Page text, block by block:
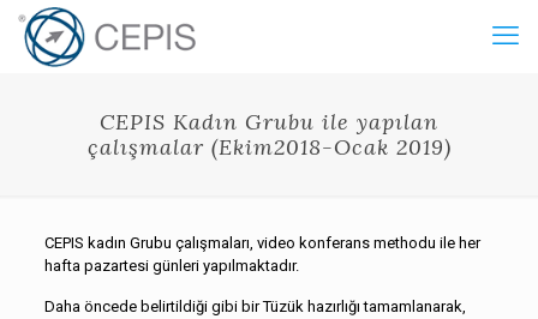
CEPIS Kadın Grubu ile yapılan
çalışmalar (Ekim2018-Ocak 2019)
CEPIS kadın Grubu çalışmaları, video konferans methodu ile her
hafta pazartesi günleri yapılmaktadır.
Daha öncede belirtildiği gibi bir Tüzük hazırlığı tamamlanarak,